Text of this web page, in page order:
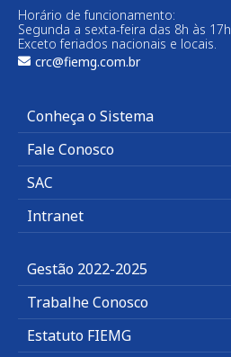
Horário de funcionamento:
Segunda a sexta-feira das 8h às 17h
Exceto feriados nacionais e locais.
crc@fiemg.com.br
Conheça o Sistema
Fale Conosco
SAC
Intranet
Gestão 2022-2025
Trabalhe Conosco
Estatuto FIEMG